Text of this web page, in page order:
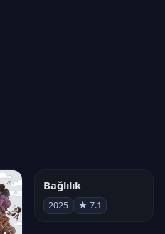
Bağlılık
2025 ★ 7.1